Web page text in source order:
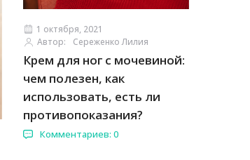
1 октября, 2021
Автор:
Сереженко Лилия
Крем для ног с мочевиной:
чем полезен, как
использовать, есть ли
противопоказания?
Комментариев: 0